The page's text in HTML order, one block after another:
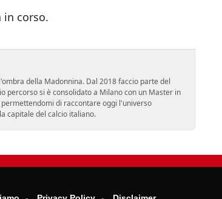
in corso.
della Madonnina. Dal 2018 faccio parte del
percorso si è consolidato a Milano con un Master in
di raccontare oggi l'universo
capitale del calcio italiano.